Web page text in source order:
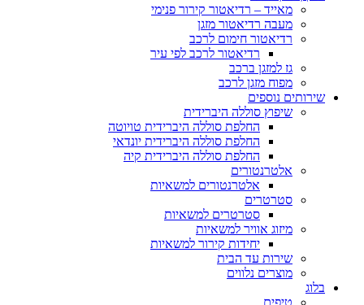
מאייד – רדיאטור קירור פנימי
מעבה רדיאטור מזגן
רדיאטור חימום לרכב
רדיאטור לרכב לפי עיר
גז למזגן ברכב
מפוח מזגן לרכב
שירותים נוספים
שיפוץ סוללה היברידית
החלפת סוללה היברידית טויוטה
החלפת סוללה היברידית יונדאי
החלפת סוללה היברידית קיה
אלטרנטורים
אלטרנטורים למשאיות
סטרטרים
סטרטרים למשאיות
מיזוג אוויר למשאיות
יחידות קירור למשאיות
שירות עד הבית
מוצרים נלווים
בלוג